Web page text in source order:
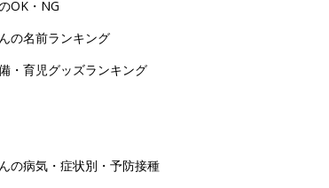
OK・NG
の名前ランキング
・育児グッズランキング
の病気・症状別・予防接種